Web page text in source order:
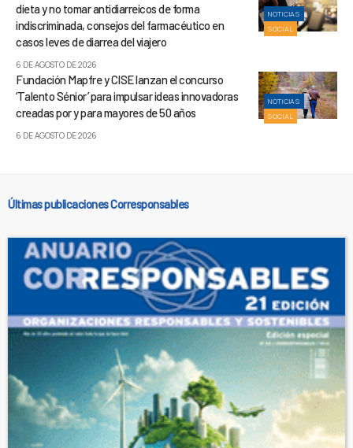
NOTICIAS
SOCIAL
dieta y no tomar antidiarreicos de forma
indiscriminada, consejos del farmacéutico en
casos leves de diarrea del viajero
6 DE AGOSTO DE 2026
NOTICIAS
SOCIAL
Fundación Mapfre y CISE lanzan el concurso
‘Talento Sénior’ para impulsar ideas innovadoras
creadas por y para mayores de 50 años
6 DE AGOSTO DE 2026
Últimas publicaciones Corresponsables